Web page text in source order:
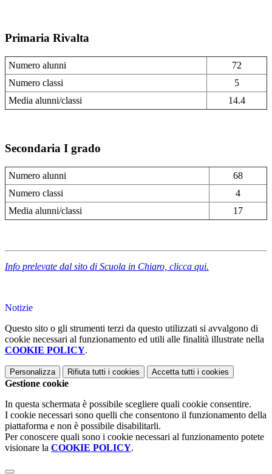
Primaria Rivalta
Numero alunni
72
Numero classi
5
Media alunni/classi
14.4
Secondaria I grado
Numero alunni
68
Numero classi
4
Media alunni/classi
17
Info prelevate dal sito di Scuola in Chiaro, clicca qui.
Notizie
Questo sito o gli strumenti terzi da questo utilizzati si avvalgono di
cookie necessari al funzionamento ed utili alle finalità illustrate nella
COOKIE POLICY.
Personalizza Rifiuta tutti i cookies Accetta tutti i cookies
Gestione cookie
In questa schermata è possibile scegliere quali cookie consentire.
I cookie necessari sono quelli che consentono il funzionamento della
piattaforma e non è possibile disabilitarli.
Per conoscere quali sono i cookie necessari al funzionamento potete
visionare la COOKIE POLICY.